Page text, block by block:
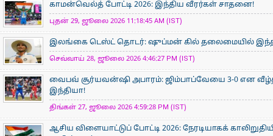
காமன்வெல்த் போட்டி 2026: இந்திய வீரர்கள் சாதனை!
புதன் 29, ஜூலை 2026 11:18:45 AM (IST)
இலங்கை டெஸ்ட் தொடர்: ஷுப்மன் கில் தலைமையில் இந்திய
செவ்வாய் 28, ஜூலை 2026 4:46:27 PM (IST)
வைபவ் சூர்யவன்ஷி அபாரம்: ஜிம்பாப்வேயை 3-0 என
இந்தியா!
திங்கள் 27, ஜூலை 2026 4:59:28 PM (IST)
ஆசிய விளையாட்டுப் போட்டி 2026: நேரடியாகக்